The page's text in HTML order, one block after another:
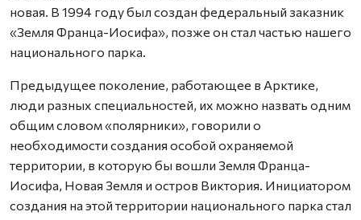
новая. В 1994 году был создан федеральный заказник
«Земля Франца-Иосифа», позже он стал частью нашего
национального парка.
Предыдущее поколение, работающее в Арктике,
люди разных специальностей, их можно назвать одним
общим словом «полярники», говорили о
необходимости создания особой охраняемой
территории, в которую бы вошли Земля Франца-
Иосифа, Новая Земля и остров Виктория. Инициатором
создания на этой территории национального парка стал